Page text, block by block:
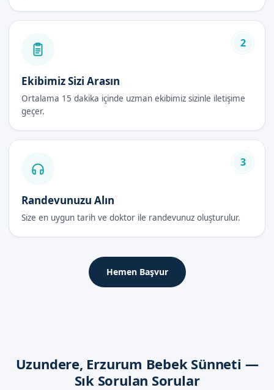
Çocuğun santé ve hijyenine katkıda bulunur.
Bebek Sünneti Fiyatları 2026
Bebek sünneti fiyatları 2026 yılında, birçok faktöre bağlı olarak
her aileye uygun fiyat garantisi sunar. Randevu formumuzdan
bize ulaşarak, daha详细 bilgi alabilirsiniz.
Bebek Sünneti Sonrası Bakım Rehberi
Bebek sünneti sonrası, ilk 48 saat içerisinde çocuğun durumu
yakından takip edilmelidir. Sünnet bölgesinin temiz tutulması
ve Necessary ilaçların düzenli olarak uygulanması önemlidir.
İyileşme süreci, genellikle birkaç gün içinde tamamlanır.
Ancak, çocuğun durumuna bağlı olarak bu süre uzayabilir.
uygulanması ve sünnet bölgesinin temiz tutulması önemlidir.
2
Ekibimiz Sizi Arasın
Ortalama 15 dakika içinde uzman ekibimiz sizinle iletişime
geçer.
3
Randevunuzu Alın
Size en uygun tarih ve doktor ile randevunuz oluşturulur.
Hemen Başvur
Uzundere, Erzurum Bebek Sünneti —
Sık Sorulan Sorular